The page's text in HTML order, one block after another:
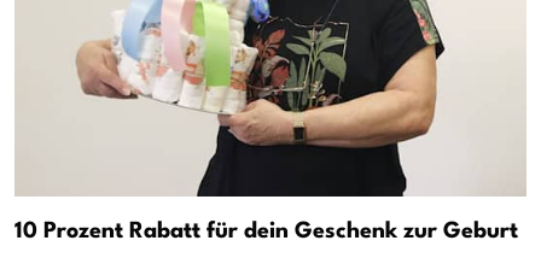
10 Prozent Rabatt für dein Geschenk zur Geburt